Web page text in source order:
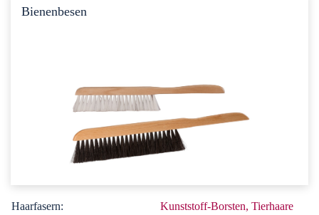
Bienenbesen
Haarfasern:
Kunststoff-Borsten, Tierhaare